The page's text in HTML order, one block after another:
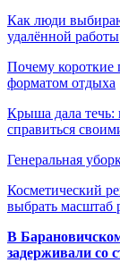
Как люди
удалённой работы
Почему короткие
форматом отдыха
Крыша дала течь:
справиться
Генеральная
Косметический
выбрать масштаб
В
задерживали со